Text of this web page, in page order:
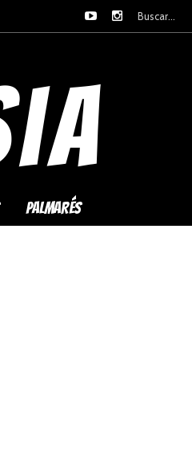
PALMARÉS